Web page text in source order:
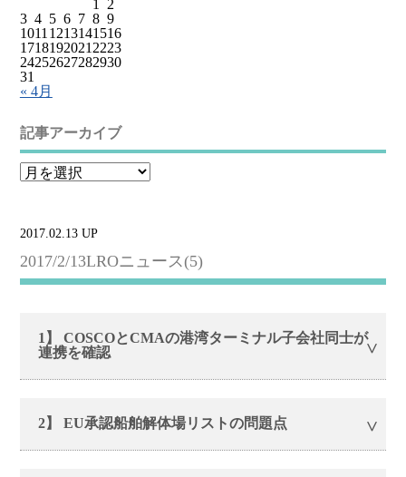
1
2
3 4 5 6 7 8 9
1011 1213141516
1718192021 2223
24252627282930
31
« 4月
記事アーカイブ
2017.02.13 UP
2017/2/13LROニュース(5)
1】 COSCOとCMAの港湾ターミナル子会社同士が
連携を確認
2】 EU承認船舶解体場リストの問題点